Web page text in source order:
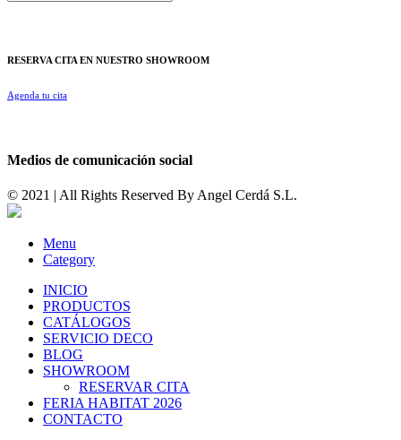
RESERVA CITA EN NUESTRO SHOWROOM
Agenda tu cita
Medios de comunicación social
© 2021 | All Rights Reserved By Angel Cerdá S.L.
Menu
Category
INICIO
PRODUCTOS
CATÁLOGOS
SERVICIO DECO
BLOG
SHOWROOM
RESERVAR CITA
FERIA HABITAT 2026
CONTACTO